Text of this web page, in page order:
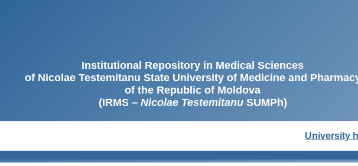
Institutional Repository in Medical Sciences
of Nicolae Testemitanu State University of Medicine and
of the Republic of Moldova
(IRMS – Nicolae TestemitanuSUMPh)
University